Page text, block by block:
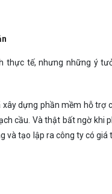
thực tế, nhưng những ý
dựng phần mềm hỗ trợ
cầu. Và thật bất ngờ khi
tạo lập ra công ty có giá